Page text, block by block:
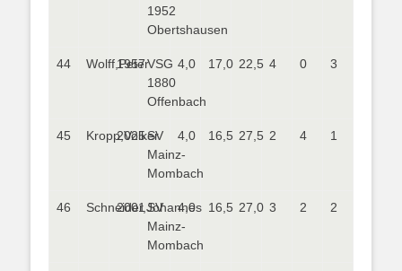
1952
Obertshausen
44 Wolff,Peter
1957VSG
1880
Offenbach
4,0 17,0 22,5 4 0 3
45 Kropp,Volker
2025SV
Mainz-
Mombach
4,0 16,5 27,5 2 4 1
46 Schneider,Johannes
2001 SV
Mainz-
Mombach
4,0 16,5 27,0 3 2 2